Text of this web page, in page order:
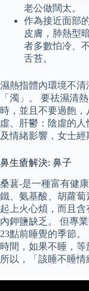
老公做闊太。
作為接近面部
皮膚，肺熱型
者多數怕冷、
舌苔。
濕熱指體內環境不
「濁」。 要祛濕清
時，並且不要過飽
虛、肝鬱：陰虛的
及情緒影響，女士經
鼻生瘡解決: 鼻子
桑葚-是一種富有健
鐵、氨基酸、胡蘿蔔
起上火心煩，而且
內鉀鹽缺乏。 但專
23點前睡覺的季節
時間，如果不睡，等
所以，「該睡不睡情